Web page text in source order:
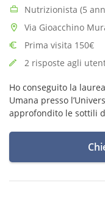
Nutrizionista (5
Via Gioacchino
Prima visita 150€
2 risposte agli
Ho conseguito la
Umana presso
approfondito le sottili